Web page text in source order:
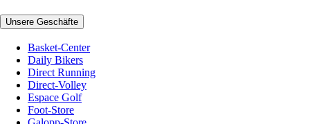
Unsere Geschäfte
Basket-Center
Daily Bikers
Direct Running
Direct-Volley
Espace Golf
Foot-Store